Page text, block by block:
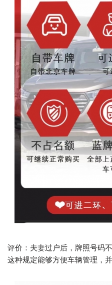
评价：夫妻过户后，牌照号码
这种规定能够方便车辆管理，